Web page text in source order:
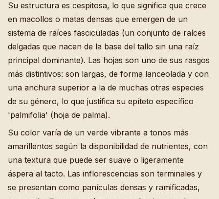
Su estructura es cespitosa, lo que significa que crece
en macollos o matas densas que emergen de un
sistema de raíces fasciculadas (un conjunto de raíces
delgadas que nacen de la base del tallo sin una raíz
principal dominante). Las hojas son uno de sus rasgos
más distintivos: son largas, de forma lanceolada y con
una anchura superior a la de muchas otras especies
de su género, lo que justifica su epíteto específico
'palmifolia' (hoja de palma).
Su color varía de un verde vibrante a tonos más
amarillentos según la disponibilidad de nutrientes, con
una textura que puede ser suave o ligeramente
áspera al tacto. Las inflorescencias son terminales y
se presentan como panículas densas y ramificadas,